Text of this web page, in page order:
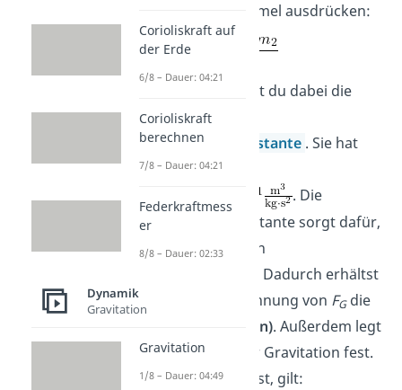
auch in einer Formel ausdrücken:
bezeichnest du dabei die
sogenannte
Gravitationskonstante . Sie hat
einen Wert von
. Die
Gravitationskonstante sorgt dafür,
dass die Einheiten
übereinstimmen. Dadurch erhältst
du bei der Berechnung von FGdie
N (Newton). Außerdem legt
sie die Stärke der Gravitation fest.
WeilGkonstant ist, gilt:
Corioliskraft auf
der Erde
6/8 – Dauer: 04:21
Corioliskraft
berechnen
7/8 – Dauer: 04:21
Federkraftmess
er
8/8 – Dauer: 02:33
Dynamik
Gravitation
Gravitation
1/8 – Dauer: 04:49